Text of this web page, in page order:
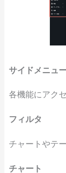
サイドメニュ
各機能にアク
フィルタ
チャートやテ
チャート